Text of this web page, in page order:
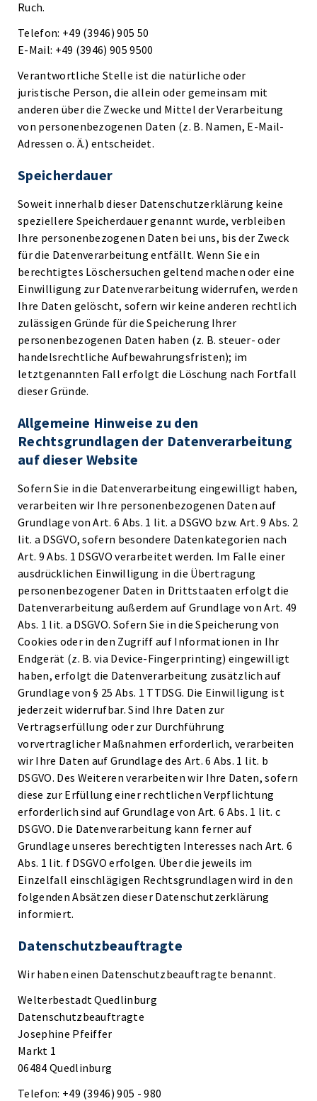
Ruch.
Telefon: +49 (3946) 905 50
E-Mail: +49 (3946) 905 9500
Verantwortliche Stelle ist die natürliche oder
juristische Person, die allein oder gemeinsam mit
anderen über die Zwecke und Mittel der Verarbeitung
von personenbezogenen Daten (z. B. Namen, E-Mail-
Adressen o. Ä.) entscheidet.
Speicherdauer
Soweit innerhalb dieser Datenschutzerklärung keine
speziellere Speicherdauer genannt wurde, verbleiben
Ihre personenbezogenen Daten bei uns, bis der Zweck
für die Datenverarbeitung entfällt. Wenn Sie ein
berechtigtes Löschersuchen geltend machen oder eine
Einwilligung zur Datenverarbeitung widerrufen, werden
Ihre Daten gelöscht, sofern wir keine anderen rechtlich
zulässigen Gründe für die Speicherung Ihrer
personenbezogenen Daten haben (z. B. steuer- oder
handelsrechtliche Aufbewahrungsfristen); im
letztgenannten Fall erfolgt die Löschung nach Fortfall
dieser Gründe.
Allgemeine Hinweise zu den
Rechtsgrundlagen der Datenverarbeitung
auf dieser Website
Sofern Sie in die Datenverarbeitung eingewilligt haben,
verarbeiten wir Ihre personenbezogenen Daten auf
Grundlage von Art. 6 Abs. 1 lit. a DSGVO bzw. Art. 9 Abs. 2
lit. a DSGVO, sofern besondere Datenkategorien nach
Art. 9 Abs. 1 DSGVO verarbeitet werden. Im Falle einer
ausdrücklichen Einwilligung in die Übertragung
personenbezogener Daten in Drittstaaten erfolgt die
Datenverarbeitung außerdem auf Grundlage von Art. 49
Abs. 1 lit. a DSGVO. Sofern Sie in die Speicherung von
Cookies oder in den Zugriff auf Informationen in Ihr
Endgerät (z. B. via Device-Fingerprinting) eingewilligt
haben, erfolgt die Datenverarbeitung zusätzlich auf
Grundlage von § 25 Abs. 1 TTDSG. Die Einwilligung ist
jederzeit widerrufbar. Sind Ihre Daten zur
Vertragserfüllung oder zur Durchführung
vorvertraglicher Maßnahmen erforderlich, verarbeiten
wir Ihre Daten auf Grundlage des Art. 6 Abs. 1 lit. b
DSGVO. Des Weiteren verarbeiten wir Ihre Daten, sofern
diese zur Erfüllung einer rechtlichen Verpflichtung
erforderlich sind auf Grundlage von Art. 6 Abs. 1 lit. c
DSGVO. Die Datenverarbeitung kann ferner auf
Grundlage unseres berechtigten Interesses nach Art. 6
Abs. 1 lit. f DSGVO erfolgen. Über die jeweils im
Einzelfall einschlägigen Rechtsgrundlagen wird in den
folgenden Absätzen dieser Datenschutzerklärung
informiert.
Datenschutz­beauftragte
Wir haben einen Datenschutzbeauftragte benannt.
Welterbestadt Quedlinburg
Datenschutzbeauftragte
Josephine Pfeiffer
Markt 1
06484 Quedlinburg
Telefon: +49 (3946) 905 - 980